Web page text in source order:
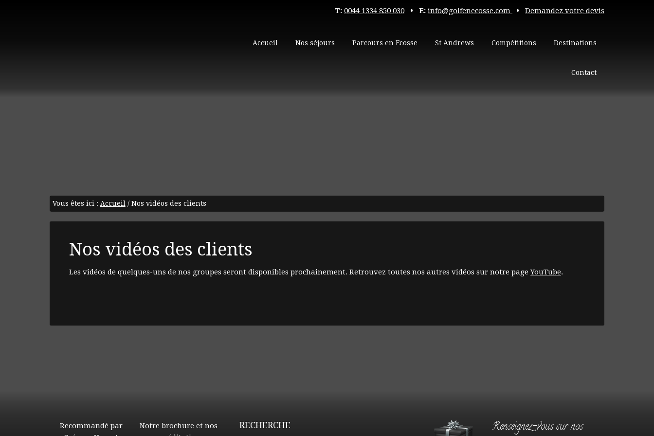
T: 0044 1334 850 030 • E: info@golfenecosse.com • Demandez votre devis
Accueil Nos séjours Parcours en Ecosse St Andrews Compétitions Destinations
Contact
Vous êtes ici : Accueil /Nos vidéos des clients
Nos vidéos des clients
Les vidéos de quelques-uns de nos groupes seront disponibles prochainement. Retrouvez toutes nos autres vidéos sur notre pageYouTube.
Recommandé par
Notre brochure et nos
RECHERCHE
Renseignez-vous sur nos